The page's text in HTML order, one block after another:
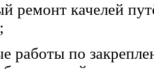
ремонт качелей
работы по